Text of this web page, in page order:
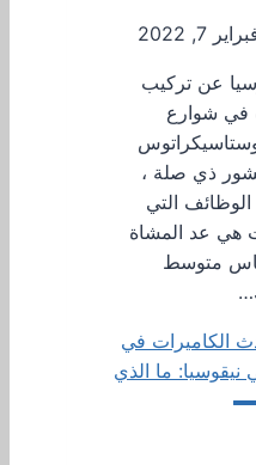
7, 2022
عن تركيب
في شوارع
ذي صلة ،
التي
هي عد المشاة
متوسط
الكاميرات في
ما الذي